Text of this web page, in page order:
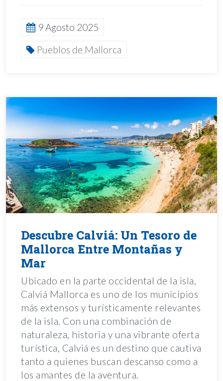
9 Agosto 2025
Pueblos de Mallorca
Descubre Calviá: Un Tesoro de
Mallorca Entre Montañas y
Mar
Ubicado en la parte occidental de la isla,
Calviá Mallorca es uno de los municipios
más extensos y turísticamente relevantes
de la isla. Con una combinación de
naturaleza, historia y una vibrante oferta
turística, Calviá es un destino que cautiva
tanto a quienes buscan descanso como a
los amantes de la aventura.